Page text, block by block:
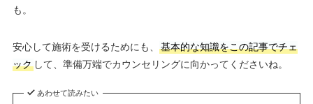
も。
安心して施術を受けるためにも、
基本的な知識をこの記事でチェ
ックして、準備万端でカウンセリングに向かってくださいね。
あわせて読みたい